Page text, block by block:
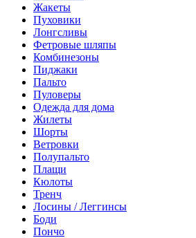
Жакеты
Пуховики
Лонгсливы
Фетровые шляпы
Комбинезоны
Пиджаки
Пальто
Пуловеры
Одежда для дома
Жилеты
Шорты
Ветровки
Полупальто
Плащи
Кюлоты
Тренч
Лосины / Леггинсы
Боди
Пончо